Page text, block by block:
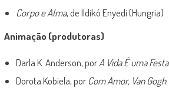
Corpo e Alma, deIldikó Enyedi (Hungria)
Animação (produtoras)
Darla K. Anderson, porA Vida É uma Festa
Dorota Kobiela, porCom Amor, Van Gogh